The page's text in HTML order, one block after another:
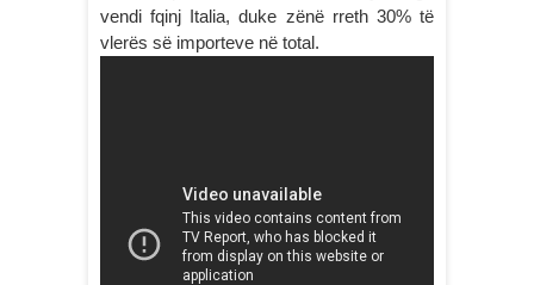
vendi fqinj Italia, duke zënë rreth 30% të
vlerës së importeve në total.